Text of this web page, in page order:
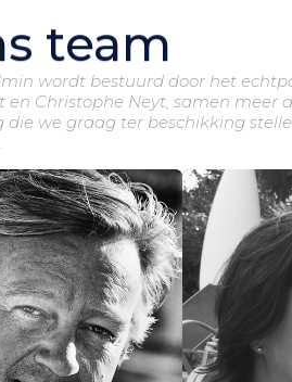
team
wordt bestuurd door het
en Christophe Neyt, samen meer
die we graag ter beschikking